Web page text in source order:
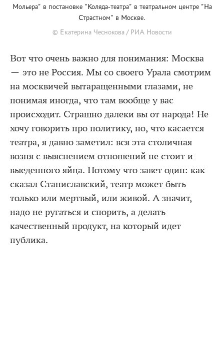
Мольера" в постановке "Коляда-театра" в театральном центре "На
Страстном" в Москве.
© Екатерина Чеснокова / РИА Новости
Вот что очень важно для понимания: Москва
— это не Россия. Мы со своего Урала смотрим
на москвичей вытаращенными глазами, не
понимая иногда, что там вообще у вас
происходит. Страшно далеки вы от народа! Не
хочу говорить про политику, но, что касается
театра, я давно заметил: вся эта столичная
возня с выяснением отношений не стоит и
выеденного яйца. Потому что завет один: как
сказал Станиславский, театр может быть
только или мертвый, или живой. А значит,
надо не ругаться и спорить, а делать
качественный продукт, на который идет
публика.